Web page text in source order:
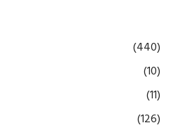
(440)
(10)
(11)
(126)